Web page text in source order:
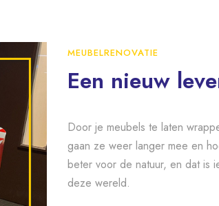
MEUBELRENOVATIE
Een nieuw
Door je meubels te laten
gaan ze weer langer mee en
beter voor de natuur, en dat is
deze wereld.